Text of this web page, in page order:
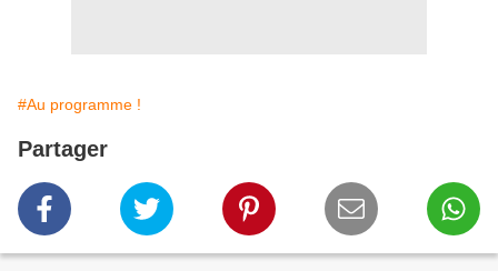
#Au programme !
Partager